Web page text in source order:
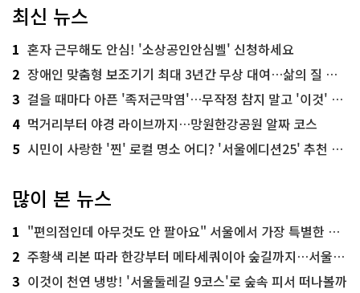
최신 뉴스
1 혼자 근무해도 안심! '소상공인안심벨' 신청하세요
2 장애인 맞춤형 보조기기 최대 3년간 무상 대여…삶의 질 높인다
3 걸을 때마다 아픈 '족저근막염'…무작정 참지 말고 '이것' 해보세요!
4 먹거리부터 야경 라이브까지…망원한강공원 알짜 코스
5 시민이 사랑한 '찐' 로컬 명소 어디? '서울에디션25' 추천 코스
많이 본 뉴스
1 "편의점인데 아무것도 안 팔아요" 서울에서 가장 특별한 편의점의 정체
2 주황색 리본 따라 한강부터 메타세쿼이아 숲길까지…서울둘레길 15코스
3 이것이 천연 냉방! '서울둘레길 9코스'로 숲속 피서 떠나볼까